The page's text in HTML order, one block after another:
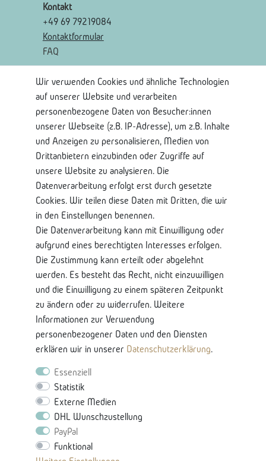
Kontakt
+49 69 79219084
Kontaktformular
FAQ
Rechtliches
Widerrufsrecht
Widerrufsformular
Impressum
Shop Service
Kontaktseite
Mein Konto
Über Uns
Lieferung und Retoure
Bankkontodaten
Nützliche Informationen
Glossar-Ratgeberinhalten
Produkteigenschaften & Pflege
Vertrag Widerrufen -
Wir verwenden Cookies und ähnliche Technologien
auf unserer Website und verarbeiten
personenbezogene Daten von Besucher:innen
unserer Webseite (z.B. IP-Adresse), um z.B. Inhalte
und Anzeigen zu personalisieren, Medien von
Drittanbietern einzubinden oder Zugriffe auf
unsere Website zu analysieren. Die
Datenverarbeitung erfolgt erst durch gesetzte
Cookies. Wir teilen diese Daten mit Dritten, die wir
in den Einstellungen benennen.
Die Datenverarbeitung kann mit Einwilligung oder
aufgrund eines berechtigten Interesses erfolgen.
Die Zustimmung kann erteilt oder abgelehnt
werden. Es besteht das Recht, nicht einzuwilligen
und die Einwilligung zu einem späteren Zeitpunkt
zu ändern oder zu widerrufen. Weitere
Informationen zur Verwendung
personenbezogener Daten und den Diensten
erklären wir in unserer Daten­schutz­erklärung.
Essenziell
Statistik
Externe Medien
DHL Wunschzustellung
PayPal
Funktional